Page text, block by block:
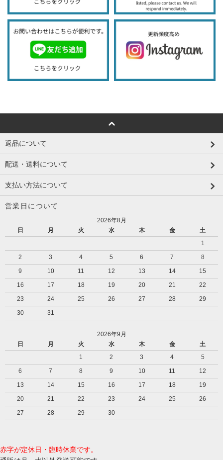
返品について
配送・送料について
支払い方法について
営業日について
2026年8月
日
月 火 水 木 金
土
1
2
3 4 5 6 7
8
9
10 11 12 13 14
15
16
17 18 19 20 21
22
23
24 25 26 27 28
29
30
31
2026年9月
日
月 火 水 木 金
土
1
2 3 4
5
6
7 8 9 10 11
12
13
14 15 16 17 18
19
20
21 22 23 24 25
26
27
28 29 30
赤字が定休日・臨時休業です。